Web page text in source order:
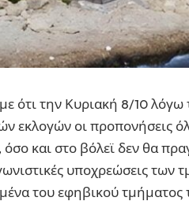
ότι την Κυριακή 8/10 λόγω
εκλογών οι προπονήσεις
όσο και στο βόλεϊ δεν θα
υποχρεώσεις των
του εφηβικού